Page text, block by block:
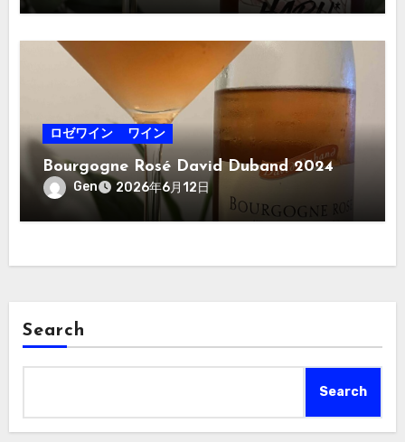
ロゼワイン ワイン
Bourgogne Rosé David Duband 2024
Gen 2026年6月12日
Search
Search